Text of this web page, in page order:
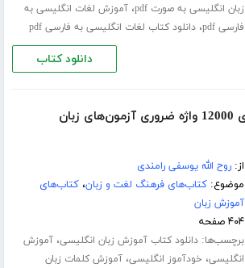
زبان انگلیسی به صورت pdf
،آموزش لغات انگلیسی به
فارسی pdf
،دانلود کتاب لغات انگلیسی به فارسی pdf
دانلود کتاب
دانلود کتاب دیکشنری 12000 واژه ضروری آزمون‌های زبان
از:روح الله یوسفی رامندی
موضوع:کتاب‌های فرهنگ لغت و زبان،کتاب‌های
آموزش زبان
۴۰۴ صفحه
برچسب‌ها:دانلود کتاب آموزش زبان انگلیسی،آموزش
انگلیسی، خودآموز انگلیسی،آموزش کلمات زبان